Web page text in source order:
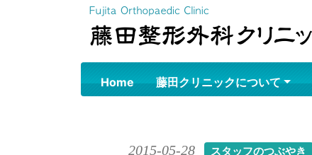
Home 藤田クリニックについて
2015-05-28 スタッフのつぶやき